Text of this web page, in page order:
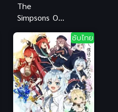
The
Simpsons O
Faithful
(2024)
ซับไทย